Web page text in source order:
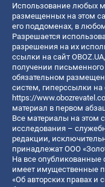
Использование любых
размещенных на этом
его поддоменах, в
Разрешается
разрешения на их
ссылки на сайт
получении
обязательном
систем, гиперссылки на
https://
материал в первом
Все материалы на этом
исследования –
редакции,
принадлежат ООО
На все опубликованные
имеет имущественные
«Об авторских правах и